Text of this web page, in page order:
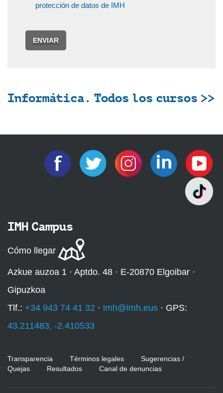
protección de datos de IMH
ENVIAR
Informática. Todos los cursos >>
IMH Campus
Cómo llegar
Azkue auzoa 1 · Aptdo. 48 · E-20870 Elgoibar ·
Gipuzkoa
Tlf.: +34 943 74 41 32 · imh@imh.eus · GPS:
43.211483, -2.410533
Transparencia Términos legales
Sugerencias /
Quejas
Resultados Canal de denuncias